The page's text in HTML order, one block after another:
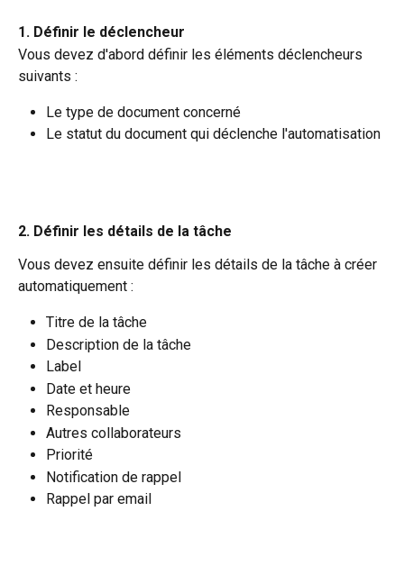
1. Définir le déclencheur
Vous devez d'abord définir les éléments déclencheurs
suivants :
Le type de document concerné
Le statut du document qui déclenche l'automatisation
2. Définir les détails de la tâche
Vous devez ensuite définir les détails de la tâche à créer
automatiquement :
Titre de la tâche
Description de la tâche
Label
Date et heure
Responsable
Autres collaborateurs
Priorité
Notification de rappel
Rappel par email